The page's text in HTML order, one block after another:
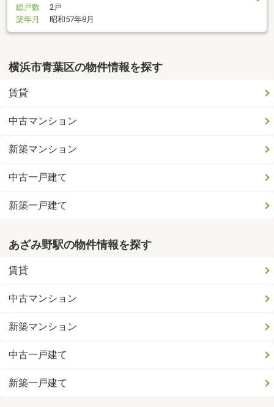
総戸数
2戸
築年月
昭和57年8月
横浜市青葉区の物件情報を探す
賃貸
中古マンション
新築マンション
中古一戸建て
新築一戸建て
あざみ野駅の物件情報を探す
賃貸
中古マンション
新築マンション
中古一戸建て
新築一戸建て